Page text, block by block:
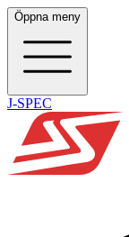
Öppna meny
J-SPEC